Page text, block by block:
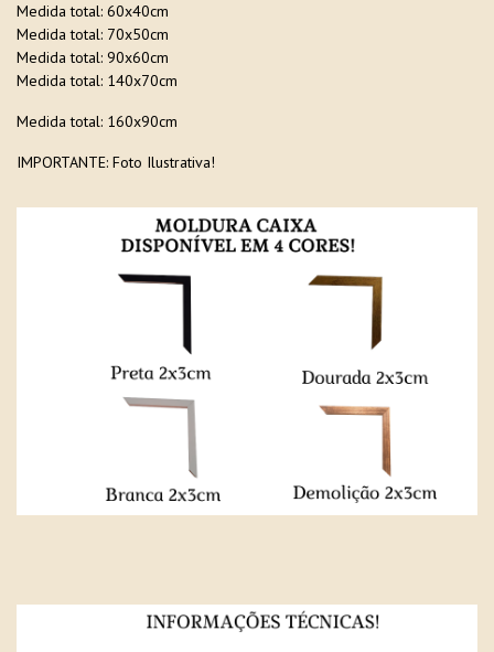
Medida total: 60x40cm
Medida total: 70x50cm
Medida total: 90x60cm
Medida total: 140x70cm
Medida total: 160x90cm
IMPORTANTE: Foto Ilustrativa!